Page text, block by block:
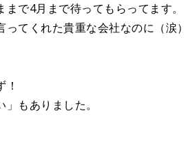
で4月まで待ってもらってます。
ってくれた貴重な会社なのに（涙
もありました。